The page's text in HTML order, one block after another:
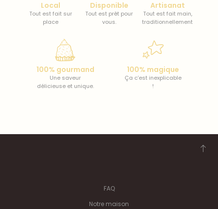
Local
Tout est fait sur
place
Disponible
Tout est prêt pour
vous.
Artisanat
Tout est fait main,
traditionnellement
100% gourmand
Une saveur
délicieuse et unique.
100% magique
Ça c’est inexplicable
!
FAQ
Notre maison